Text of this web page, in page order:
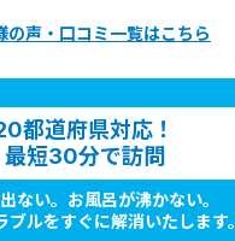
の声・口コミ一覧はこちら
都道府県対応！
最短30分で訪問
ない。お風呂が沸かない。
ブルをすぐに解消いたします。